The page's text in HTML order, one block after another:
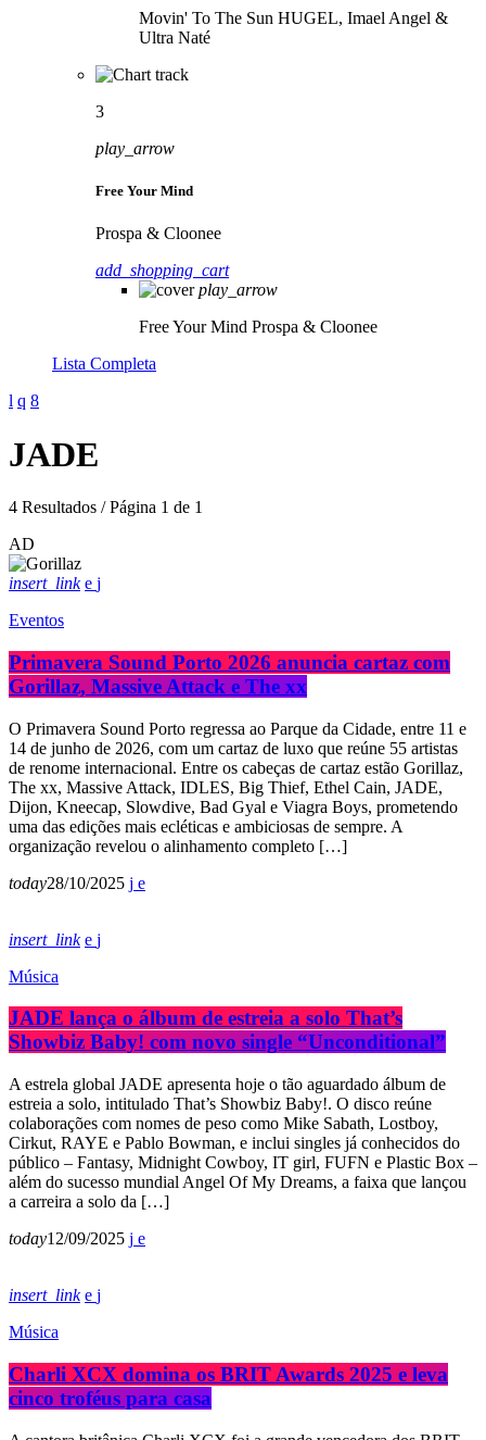
Movin' To The Sun HUGEL, Imael Angel &
Ultra Naté
3
play_arrow
Free Your Mind
Prospa & Cloonee
add_shopping_cart
play_arrow
Free Your Mind Prospa & Cloonee
Lista Completa
JADE
4 Resultados / Página 1 de 1
AD
insert_link
Eventos
Primavera Sound Porto 2026 anuncia cartaz com
Gorillaz, Massive Attack e The xx
O Primavera Sound Porto regressa ao Parque da Cidade, entre 11 e
14 de junho de 2026, com um cartaz de luxo que reúne 55 artistas
de renome internacional. Entre os cabeças de cartaz estão Gorillaz,
The xx, Massive Attack, IDLES, Big Thief, Ethel Cain, JADE,
Dijon, Kneecap, Slowdive, Bad Gyal e Viagra Boys, prometendo
uma das edições mais ecléticas e ambiciosas de sempre. A
organização revelou o alinhamento completo […]
today28/10/2025
insert_link
Música
JADE lança o álbum de estreia a solo That’s
Showbiz Baby! com novo single “Unconditional”
A estrela global JADE apresenta hoje o tão aguardado álbum de
estreia a solo, intitulado That’s Showbiz Baby!. O disco reúne
colaborações com nomes de peso como Mike Sabath, Lostboy,
Cirkut, RAYE e Pablo Bowman, e inclui singles já conhecidos do
público – Fantasy, Midnight Cowboy, IT girl, FUFN e Plastic Box –
além do sucesso mundial Angel Of My Dreams, a faixa que lançou
a carreira a solo da […]
today12/09/2025
insert_link
Música
Charli XCX domina os BRIT Awards 2025 e leva
cinco troféus para casa